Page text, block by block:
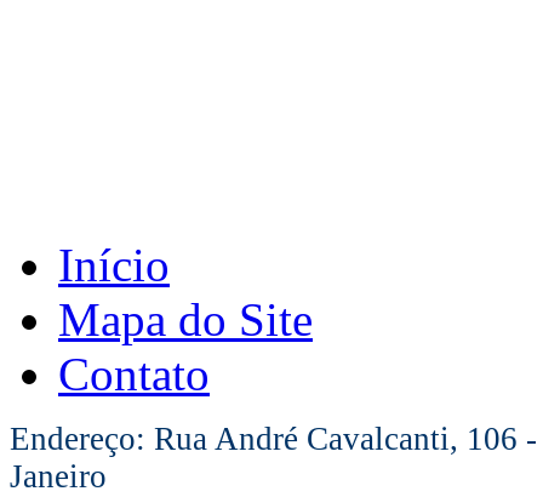
Início
Mapa do Site
Contato
Endereço: Rua André Cavalcanti, 106
Janeiro